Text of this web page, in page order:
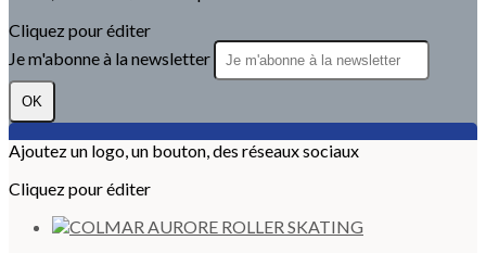
Cliquez pour éditer
Je m'abonne à la newsletter
OK
Ajoutez un logo, un bouton, des réseaux sociaux
Cliquez pour éditer